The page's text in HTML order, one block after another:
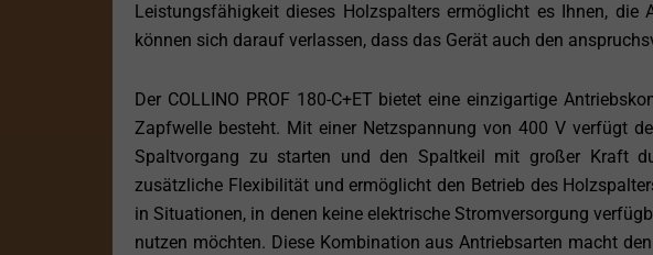
Leistungsfähigkeit dieses Holzspalters ermöglicht es Ihnen,
können sich darauf verlassen, dass das Gerät auch den
Der COLLINO PROF 180-C+ET bietet eine einzigartige
Zapfwelle besteht. Mit einer Netzspannung von 400 V verfügt
Spaltvorgang zu starten und den Spaltkeil mit großer Kraft
zusätzliche Flexibilität und ermöglicht den Betrieb des
in Situationen, in denen keine elektrische Stromversorgung
nutzen möchten. Diese Kombination aus Antriebsarten macht